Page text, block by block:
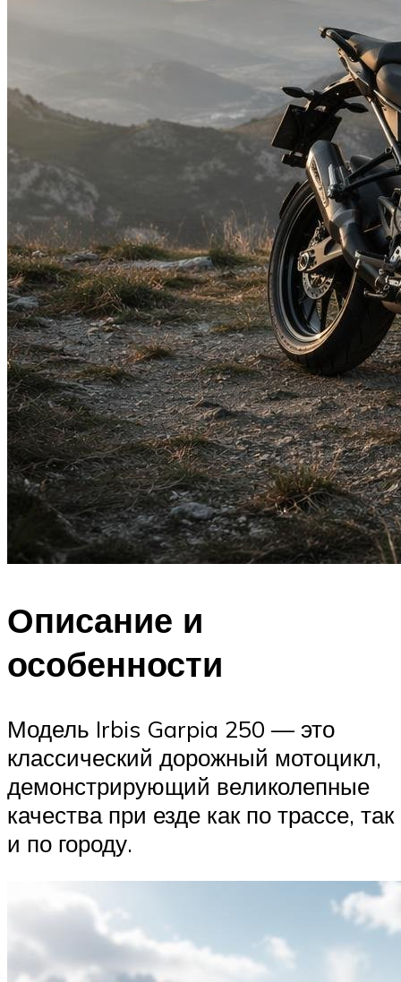
Описание и
особенности
Модель Irbis Garpia 250 — это
классический дорожный мотоцикл,
демонстрирующий великолепные
качества при езде как по трассе, так
и по городу.